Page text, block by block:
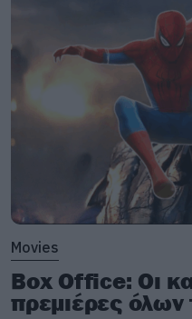
Movies
Box Office: Οι
πρεμιέρες